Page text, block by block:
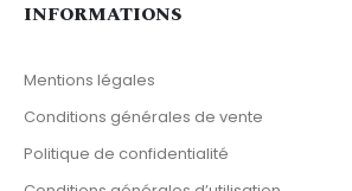
INFORMATIONS
Mentions légales
Conditions générales de vente
Politique de confidentialité